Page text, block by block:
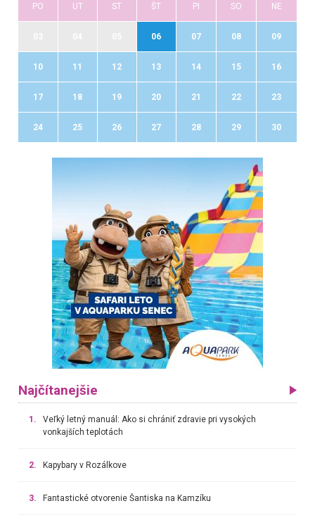
PO UT ST ŠT PI SO NE
06 07 08 09
10 11 12 13 14 15 16
17 18 19 20 21 22 23
24 25 26 27 28 29 30
Najčítanejšie
1.
Veľký letný manuál: Ako si chrániť zdravie pri vysokých
vonkajších teplotách
2. Kapybary v Rozálkove
3. Fantastické otvorenie Šantiska na Kamzíku